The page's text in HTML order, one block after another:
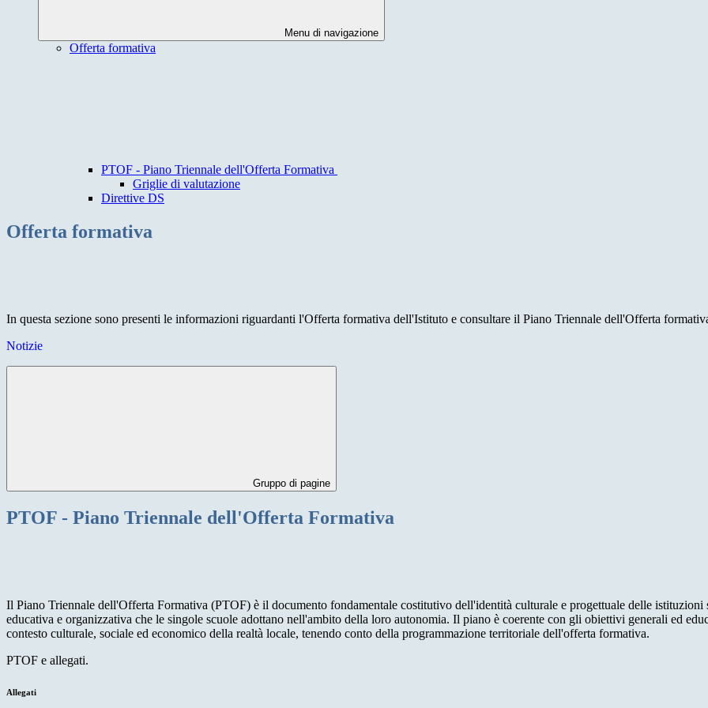
Menu di navigazione
Offerta formativa
PTOF - Piano Triennale dell'Offerta Formativa
Griglie di valutazione
Direttive DS
Offerta formativa
In questa sezione sono presenti le informazioni riguardanti l'Offerta formativa dell'Istituto e consultare il Piano Triennale dell'Offerta
Notizie
Gruppo di pagine
PTOF - Piano Triennale dell'Offerta Formativa
Il Piano Triennale dell'Offerta Formativa (PTOF) è il documento fondamentale costitutivo dell'identità culturale e progettuale delle
educativa e organizzativa che le singole scuole adottano nell'ambito della loro autonomia. Il piano è coerente con gli obiettivi generali ed
contesto culturale, sociale ed economico della realtà locale, tenendo conto della programmazione territoriale dell'offerta formativa.
PTOF e allegati.
Allegati